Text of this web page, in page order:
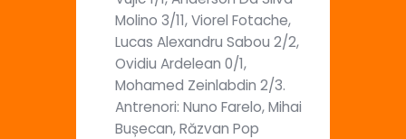
Molino 3/11, Viorel Fotache,
Lucas Alexandru Sabou 2/2,
Ovidiu Ardelean 0/1,
Mohamed Zeinlabdin 2/3.
Antrenori: Nuno Farelo, Mihai
Bușecan, Răzvan Pop